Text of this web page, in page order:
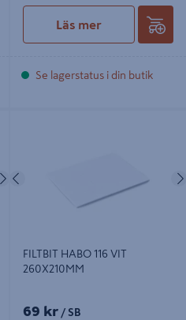
Läs mer
Se lagerstatus i din butik
Nästa
FILTBIT HABO 116 VIT
260X210MM
69 kr / SB